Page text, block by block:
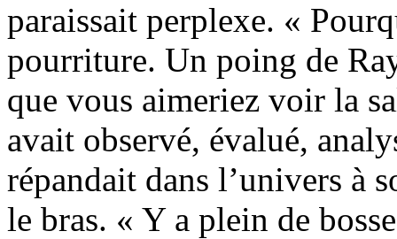
paraissait perplexe. «
pourriture. Un poing de
que vous aimeriez voir la
avait observé, évalué,
répandait dans l’univers à
le bras. « Y a plein de